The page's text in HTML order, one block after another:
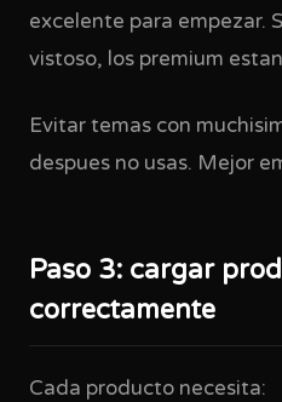
excelente para empezar.
vistoso, los premium
Evitar temas con
despues no usas. Mejor
Paso 3: cargar
correctamente
Cada producto necesita: